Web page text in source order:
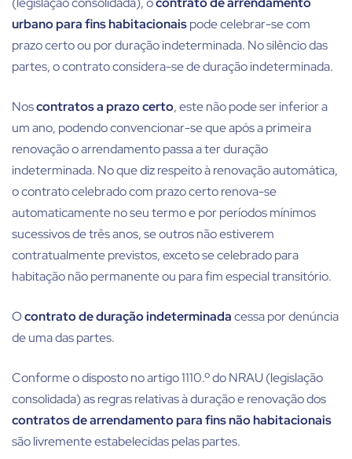
urbano para fins habitacionaispode celebrar-se com
prazo certo ou por duração indeterminada. No silêncio das
partes, o contrato considera-se de duração indeterminada.
Noscontratos a prazo certo, este não pode ser inferior a
um ano, podendo convencionar-se que após a primeira
renovação o arrendamento passa a ter duração
indeterminada. No que diz respeito à renovação automática,
o contrato celebrado com prazo certo renova-se
automaticamente no seu termo e por períodos mínimos
sucessivos de três anos, se outros não estiverem
contratualmente previstos, exceto se celebrado para
habitação não permanente ou para fim especial transitório.
Ocontrato de duração indeterminadacessa por denúncia
de uma das partes.
Conforme o disposto no artigo 1110.º do NRAU (legislação
consolidada) as regras relativas à duração e renovação dos
contratos de arrendamento para fins não habitacionais
são livremente estabelecidas pelas partes.